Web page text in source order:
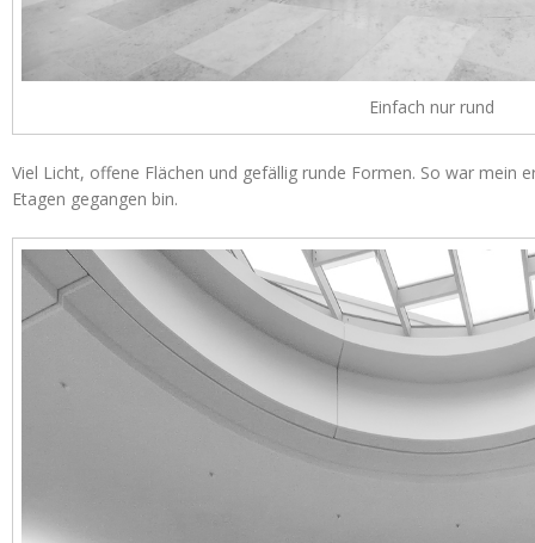
Einfach nur rund
Viel Licht, offene Flächen und gefällig runde Formen. So war mein
Etagen gegangen bin.